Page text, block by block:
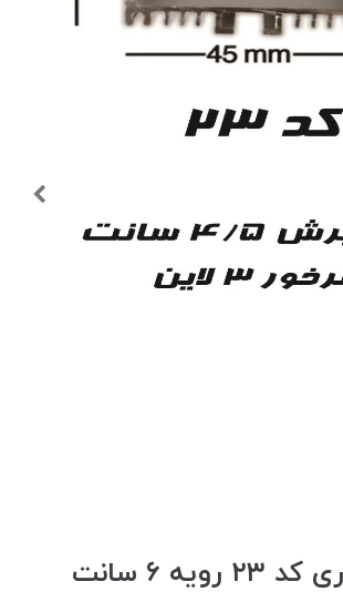
قاب لاینر نوری کد ۲۳ رویه ۶ سانت